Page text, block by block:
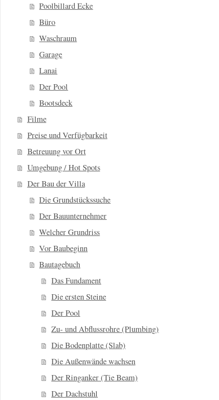
Poolbillard Ecke
Büro
Waschraum
Garage
Lanai
Der Pool
Bootsdeck
Filme
Preise und Verfügbarkeit
Betreuung vor Ort
Umgebung / Hot Spots
Der Bau der Villa
Die Grundstückssuche
Der Bauunternehmer
Welcher Grundriss
Vor Baubeginn
Bautagebuch
Das Fundament
Die ersten Steine
Der Pool
Zu- und Abflussrohre (Plumbing)
Die Bodenplatte (Slab)
Die Außenwände wachsen
Der Ringanker (Tie Beam)
Der Dachstuhl